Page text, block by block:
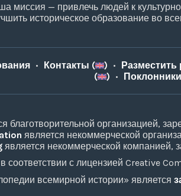
миссия — привлечь людей к
историческое образование во
• Контакты ( ) • Разместить
(
) •
благотворительной организацией,
является некоммерческой
является некоммерческой компанией,
с лицензией Creative
всемирной истории» является